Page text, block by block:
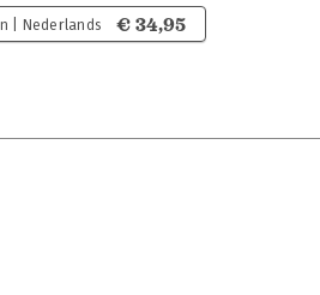
| Nederlands € 34,95